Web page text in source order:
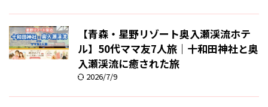
【青森・星野リゾート奥入瀬渓流ホテ
ル】50代ママ友7人旅｜十和田神社と奥
入瀬渓流に癒された旅
2026/7/9